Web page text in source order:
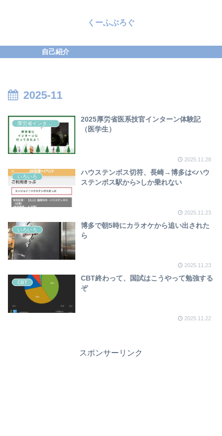
くーふぶろぐ
自己紹介
2025-11
2025厚労省医系技官インターン体験記
（医学生）
2025.11.28
いろいろ
ハウステンボス切符、長崎→博多は<ハウ
ステンボス駅から>しか乗れない
2025.11.23
いろいろ
博多で朝5時にカラオケから追い出された
ら
2025.11.23
CBT
CBT終わって、国試はこうやって勉強する
ぞ
2025.11.22
スポンサーリンク